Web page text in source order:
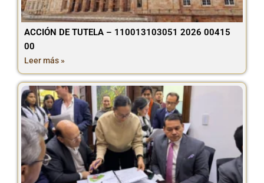
ACCIÓN DE TUTELA – 110013103051 2026 00415
00
Leer más »